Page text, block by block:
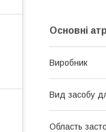
Основні
Виробник
Вид засобу
Область